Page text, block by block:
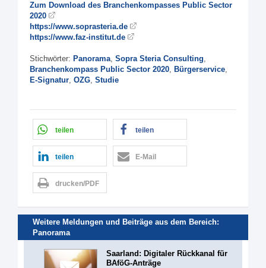
Zum Download des Branchenkompasses Public Sector
2020
https://www.soprasteria.de
https://www.faz-institut.de
Stichwörter: Panorama, Sopra Steria Consulting,
Branchenkompass Public Sector 2020, Bürgerservice,
E-Signatur, OZG, Studie
teilen teilen
teilen E-Mail
drucken/PDF
Weitere Meldungen und Beiträge aus dem Bereich:
Panorama
Saarland: Digitaler Rückkanal für
BAföG-Anträge